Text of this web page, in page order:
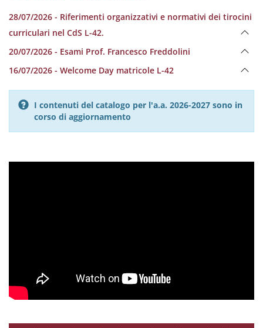
28/07/2026 - Riferimenti organizzativi e normativi dei tirocini
curriculari nel CdS L-42.
20/07/2026 - Esami Prof. Francesco Freddolini
16/07/2026 - Welcome Day matricole L-42
I contenuti del catalogo per l'a.a. 2026-2027 sono in
corso di aggiornamento